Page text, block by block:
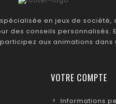
en jeux de société,
des conseils personnalisés.
aux animations
VOTRE COMPTE
Informations